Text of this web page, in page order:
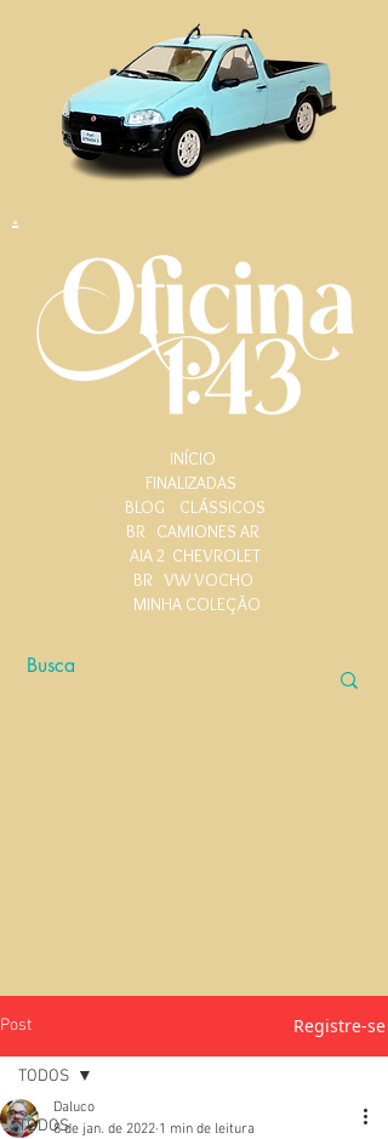
.
INÍCIO
FINALIZADAS
BLOG
CLÁSSICOS
BR CAMIONES AR
AIA 2 CHEVROLET
BR VW VOCHO
MINHA COLEÇÃO
Post Registre-se
TODOS
TODOS
Daluco
8 de jan. de 2022 1 min de leitura